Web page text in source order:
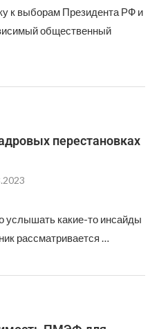
к выборам Президента РФ и
общественный
перестановках
услышать какие-то инсайды
рассматривается …